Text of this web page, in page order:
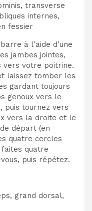
transverse
internes,
fessier
à l’aide d’une
jambes jointes,
vers votre poitrine.
laissez tomber les
gardant toujours
genoux vers le
puis tournez vers
vers la droite et le
départ (en
quatre cercles
quatre
puis répétez.
grand dorsal,